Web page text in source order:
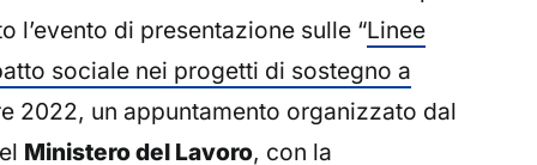
l’evento di presentazione sulle “Linee
sociale nei progetti di sostegno a
2022, un appuntamento organizzato dal
Ministero del Lavoro, con la